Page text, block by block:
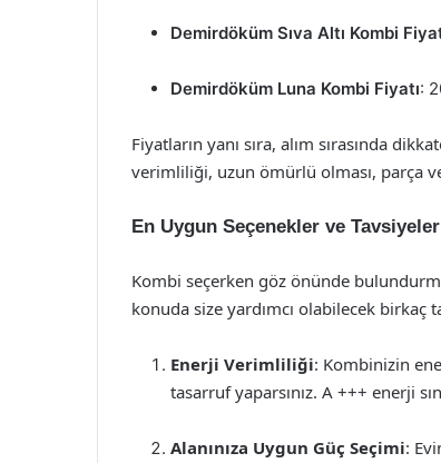
Demirdöküm Sıva Altı Kombi
Demirdöküm Luna Kombi Fiyatı:
Fiyatların yanı sıra, alım sırasında
verimliliği, uzun ömürlü olması, parça
En Uygun Seçenekler ve Tavsiyeler
Kombi seçerken göz önünde
konuda size yardımcı olabilecek birkaç
Enerji Verimliliği: Kombinizin
tasarruf yaparsınız. A +++ enerji
Alanınıza Uygun Güç Seçimi: